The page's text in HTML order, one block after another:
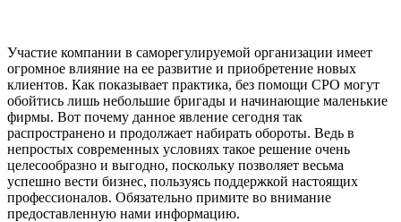
Участие компании в саморегулируемой организации имеет
огромное влияние на ее развитие и приобретение новых
клиентов. Как показывает практика, без помощи СРО могут
обойтись лишь небольшие бригады и начинающие маленькие
фирмы. Вот почему данное явление сегодня так
распространено и продолжает набирать обороты. Ведь в
непростых современных условиях такое решение очень
целесообразно и выгодно, поскольку позволяет весьма
успешно вести бизнес, пользуясь поддержкой настоящих
профессионалов. Обязательно примите во внимание
предоставленную нами информацию.